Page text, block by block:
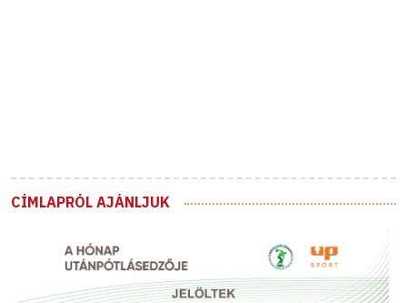
CÍMLAPRÓL AJÁNLJUK